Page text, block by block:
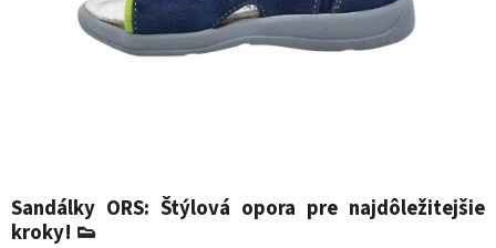
Sandálky ORS: Štýlová opora pre najdôležitejšie
kroky! 👟